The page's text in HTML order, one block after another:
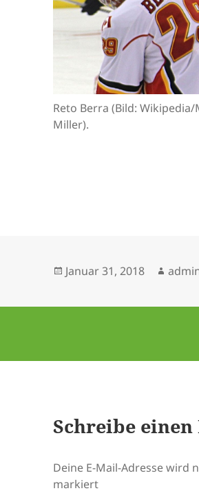
Reto Berra (Bild: Wikipedia/
Miller).
Veröffentlicht
Januar 31, 2018 Autor
Schreibe
Deine E-Mail-Adresse wird
markiert